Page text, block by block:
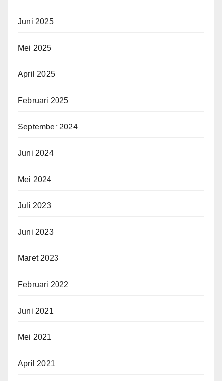
Juni 2025
Mei 2025
April 2025
Februari 2025
September 2024
Juni 2024
Mei 2024
Juli 2023
Juni 2023
Maret 2023
Februari 2022
Juni 2021
Mei 2021
April 2021